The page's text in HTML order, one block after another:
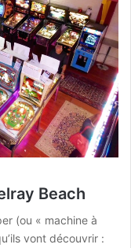
Beach
(ou « machine à
vont découvrir :